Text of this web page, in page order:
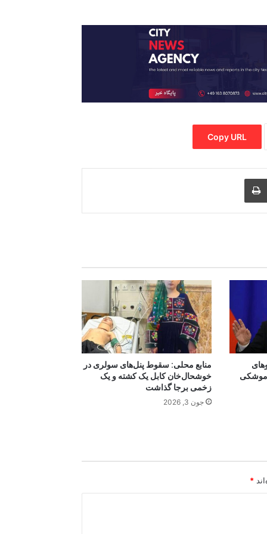
Copy URL
Share
Print
موشکی
منابع محلی: سقوط پنل‌های سولری در
خوشحال‌خان کابل یک کشته و یک
زخمی برجا گذاشت
جون 3, 2026
*